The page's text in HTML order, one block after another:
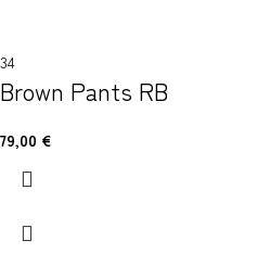
34
Brown Pants RB
79,00 €